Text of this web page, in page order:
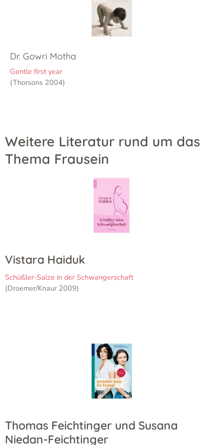
Dr. Gowri Motha
Gentle first year
(Thorsons 2004)
Weitere Literatur rund um das
Thema Frausein
Vistara Haiduk
Schüßler-Salze in der Schwangerschaft
(Droemer/Knaur 2009)
Thomas Feichtinger und Susana
Niedan-Feichtinger